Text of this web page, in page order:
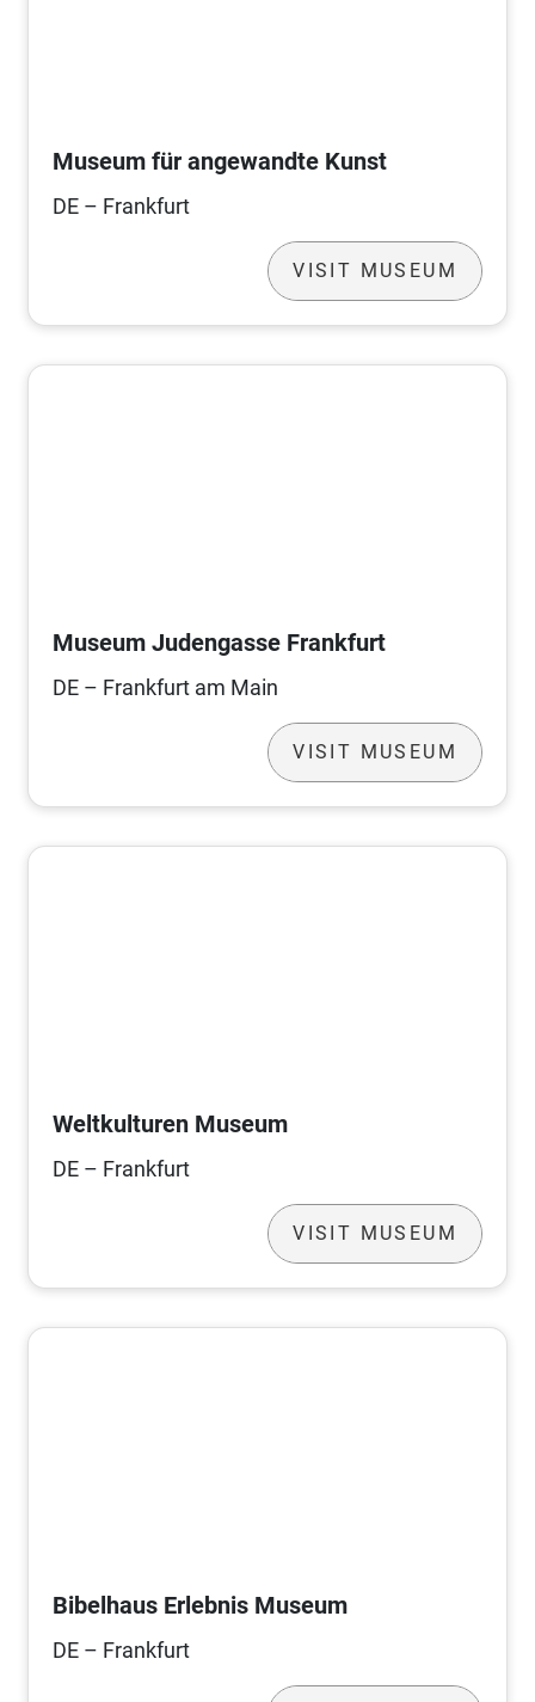
Museum für angewandte Kunst
DE – Frankfurt
VISIT MUSEUM
Museum Judengasse Frankfurt
DE – Frankfurt am Main
VISIT MUSEUM
Weltkulturen Museum
DE – Frankfurt
VISIT MUSEUM
Bibelhaus Erlebnis Museum
DE – Frankfurt